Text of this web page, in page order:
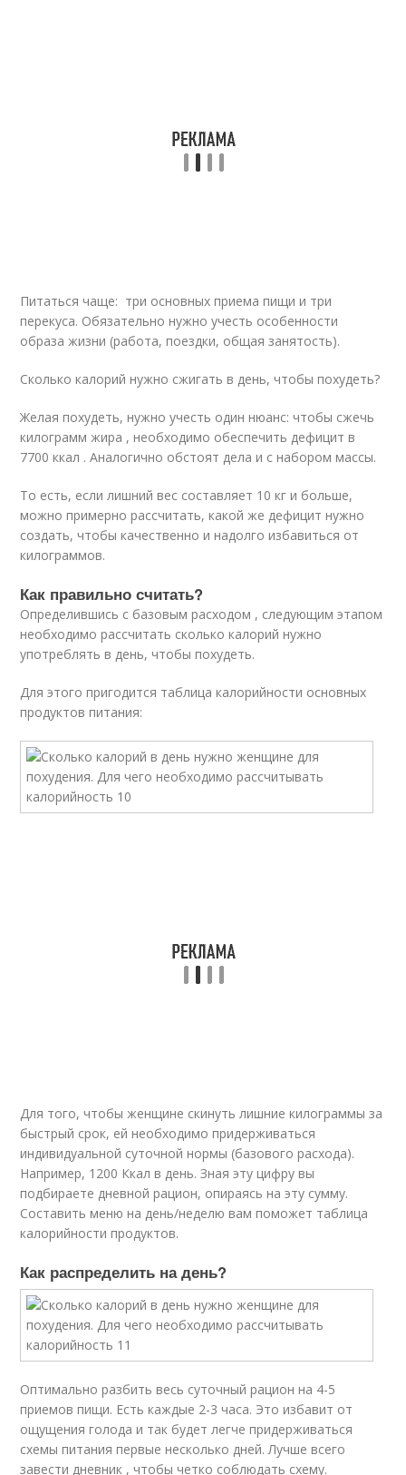
Питаться чаще: три основных приема пищи и три
перекуса. Обязательно нужно учесть особенности
образа жизни (работа, поездки, общая занятость).
Сколько калорий нужно сжигать в день, чтобы похудеть?
Желая похудеть, нужно учесть один нюанс: чтобы сжечь
килограмм жира , необходимо обеспечить дефицит в
7700 ккал . Аналогично обстоят дела и с набором массы.
То есть, если лишний вес составляет 10 кг и больше,
можно примерно рассчитать, какой же дефицит нужно
создать, чтобы качественно и надолго избавиться от
килограммов.
Как правильно считать?
Определившись с базовым расходом , следующим этапом
необходимо рассчитать сколько калорий нужно
употреблять в день, чтобы похудеть.
Для этого пригодится таблица калорийности основных
продуктов питания:
Для того, чтобы женщине скинуть лишние килограммы за
быстрый срок, ей необходимо придерживаться
индивидуальной суточной нормы (базового расхода).
Например, 1200 Ккал в день. Зная эту цифру вы
подбираете дневной рацион, опираясь на эту сумму.
Составить меню на день/неделю вам поможет таблица
калорийности продуктов.
Как распределить на день?
Оптимально разбить весь суточный рацион на 4-5
приемов пищи. Есть каждые 2-3 часа. Это избавит от
ощущения голода и так будет легче придерживаться
схемы питания первые несколько дней. Лучше всего
завести дневник , чтобы четко соблюдать схему.